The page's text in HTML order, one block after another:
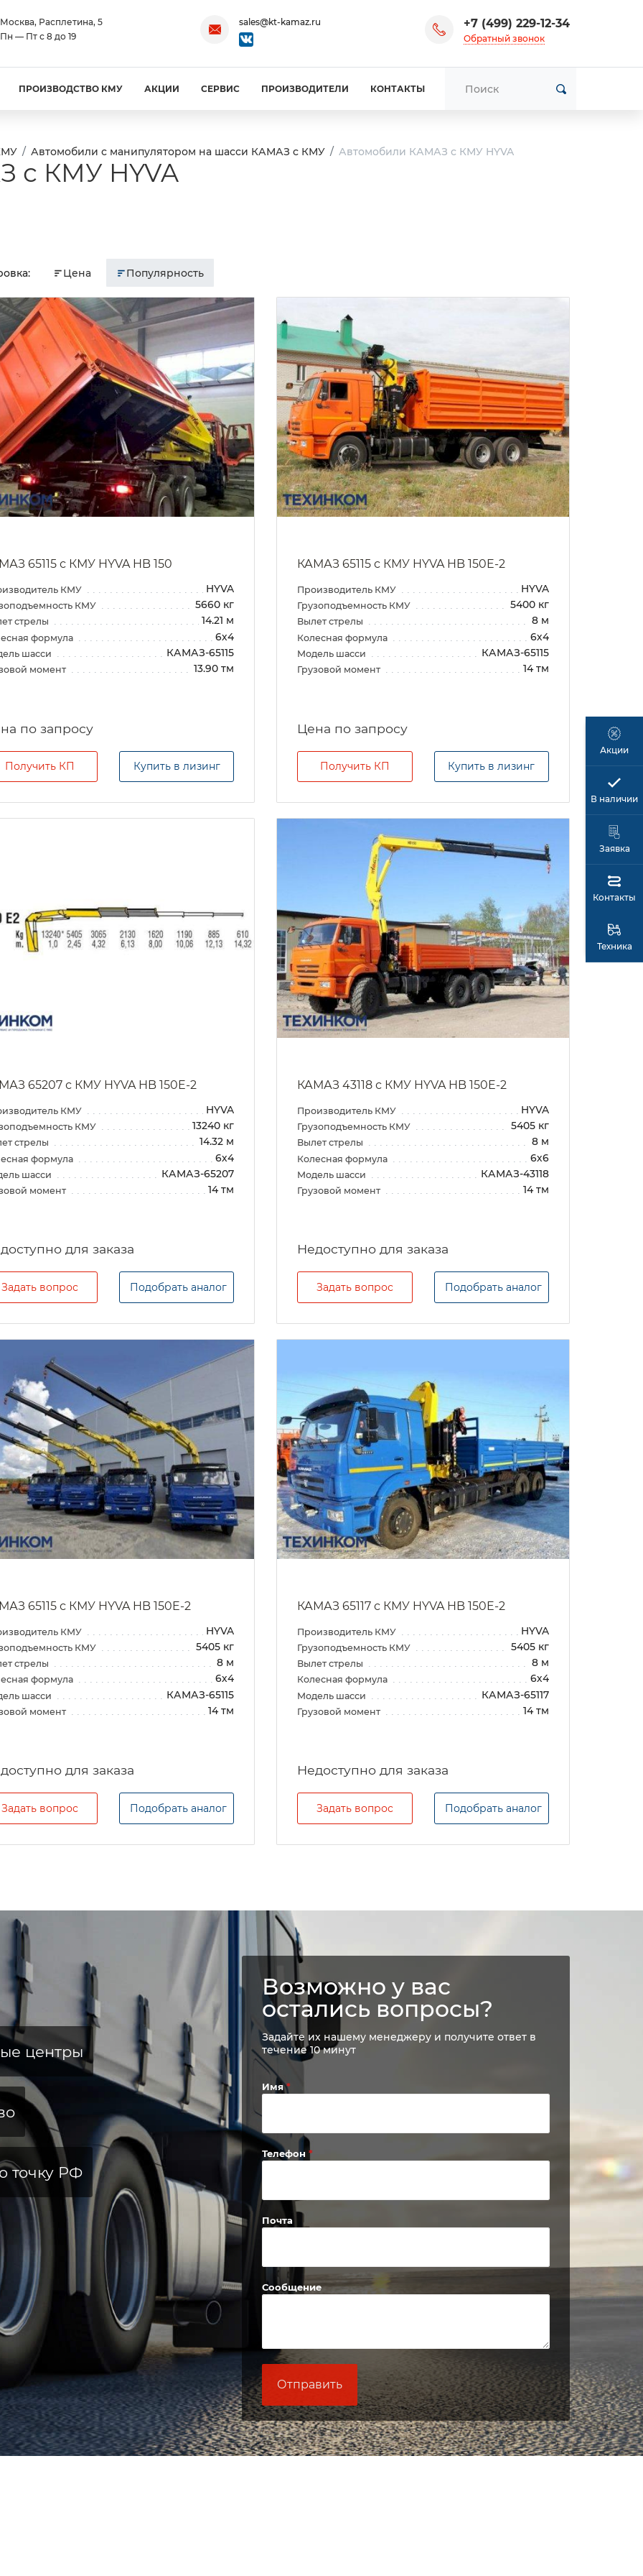
Москва, Расплетина, 5
Пн — Пт с 8 до 19
sales@kt-kamaz.ru +7 (499) 229-12-34
Обратный звонок
ПРОИЗВОДСТВО КМУ АКЦИИ СЕРВИС ПРОИЗВОДИТЕЛИ КОНТАКТЫ
Автомобили с манипулятором на шасси КАМАЗ с КМУ Автомобили КАМАЗ с КМУ HYVA
с КМУ HYVA
Цена Популярность
65115 с КМУ HYVA HB 150
КМУ HYVA
КМУ 5660 кг
стрелы 14.21 м
формула 6х4
шасси КАМАЗ-65115
момент 13.90 тм
по запросу
Получить КП Купить в лизинг
КАМАЗ 65115 с КМУ HYVA HB 150E-2
Производитель КМУ HYVA
Грузоподъемность КМУ 5400 кг
Вылет стрелы 8 м
Колесная формула 6х4
Модель шасси КАМАЗ-65115
Грузовой момент 14 тм
Цена по запросу
Получить КП Купить в лизинг
65207 с КМУ HYVA HB 150E-2
КМУ HYVA
КМУ 13240 кг
стрелы 14.32 м
формула 6х4
шасси КАМАЗ-65207
момент 14 тм
Задать вопрос Подобрать аналог
КАМАЗ 43118 с КМУ HYVA HB 150E-2
Производитель КМУ HYVA
Грузоподъемность КМУ 5405 кг
Вылет стрелы 8 м
Колесная формула 6х6
Модель шасси КАМАЗ-43118
Грузовой момент 14 тм
Задать вопрос Подобрать аналог
65115 с КМУ HYVA HB 150E-2
КМУ HYVA
КМУ 5405 кг
стрелы 8 м
формула 6х4
шасси КАМАЗ-65115
момент 14 тм
Задать вопрос Подобрать аналог
КАМАЗ 65117 с КМУ HYVA HB 150E-2
Производитель КМУ HYVA
Грузоподъемность КМУ 5405 кг
Вылет стрелы 8 м
Колесная формула 6х4
Модель шасси КАМАЗ-65117
Грузовой момент 14 тм
Задать вопрос Подобрать аналог
центры
точку РФ
Возможно у вас
остались вопросы?
Задайте их нашему менеджеру и получите ответ в
течение 10 минут
Имя
Телефон
Почта
Сообщение
Акции
В наличии
Заявка
Техника
Контакты